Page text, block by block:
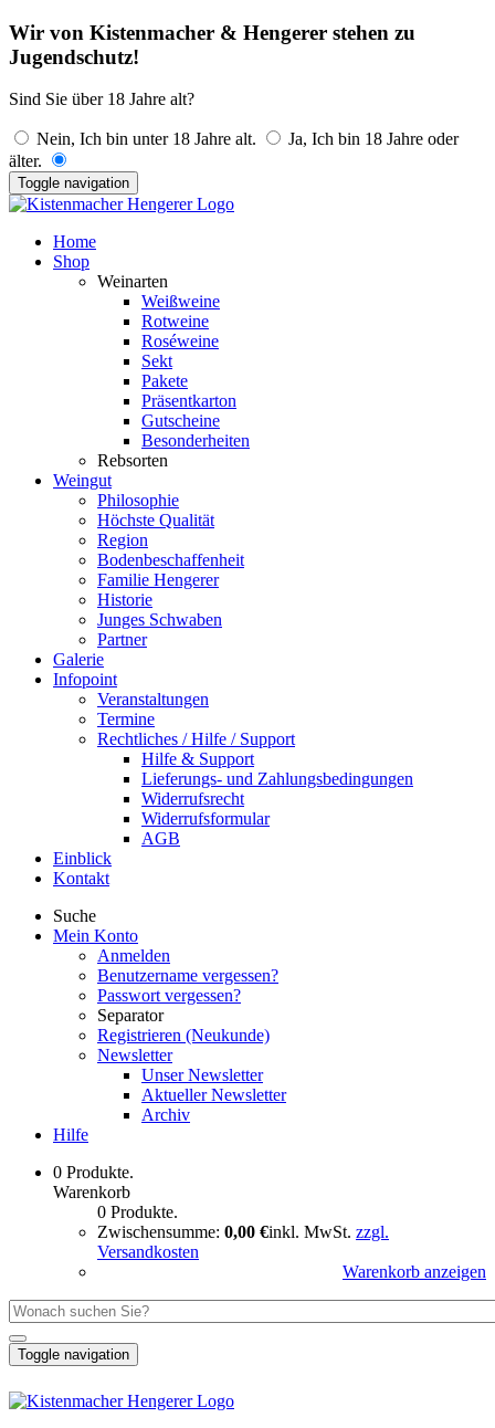
Wir von Kistenmacher & Hengerer stehen zu
Jugendschutz!
Sind Sie über 18 Jahre alt?
Nein, Ich bin unter 18 Jahre alt.
Ja, Ich bin 18 Jahre oder
älter.
Toggle navigation
Home
Shop
Weinarten
Weißweine
Rotweine
Roséweine
Sekt
Pakete
Präsentkarton
Gutscheine
Besonderheiten
Rebsorten
Weingut
Philosophie
Höchste Qualität
Region
Bodenbeschaffenheit
Familie Hengerer
Historie
Junges Schwaben
Partner
Galerie
Infopoint
Veranstaltungen
Termine
Rechtliches / Hilfe / Support
Hilfe & Support
Lieferungs- und Zahlungsbedingungen
Widerrufsrecht
Widerrufsformular
AGB
Einblick
Kontakt
Suche
Mein Konto
Anmelden
Benutzername vergessen?
Passwort vergessen?
Separator
Registrieren (Neukunde)
Newsletter
Unser Newsletter
Aktueller Newsletter
Archiv
Hilfe
0 Produkte.
Warenkorb
0 Produkte.
Zwischensumme: 0,00 €inkl. MwSt. zzgl.
Versandkosten
Warenkorb anzeigen
Toggle navigation